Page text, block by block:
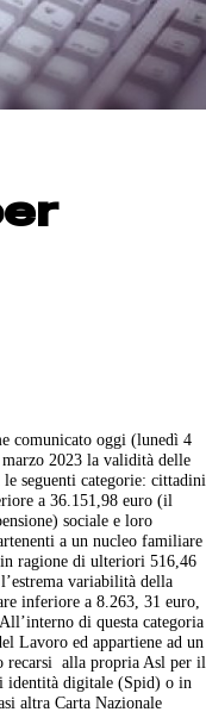
comunicato oggi (lunedì 4
2023 la validità delle
seguenti categorie: cittadini
a 36.151,98 euro (il
sociale e loro
a un nucleo familiare
ragione di ulteriori 516,46
variabilità della
inferiore a 8.263, 31 euro,
di questa categoria
Lavoro ed appartiene ad un
recarsi alla propria Asl per il
identità digitale (Spid) o in
altra Carta Nazionale